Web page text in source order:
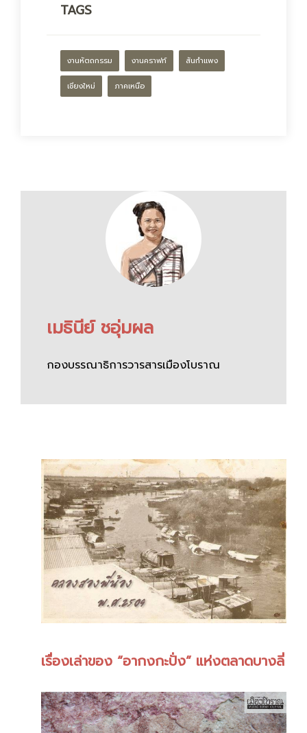
TAGS
งานหัตถกรรม งานคราฟท์ สันกำแพง
เชียงใหม่ ภาคเหนือ
เมธินีย์ ชอุ่มผล
กองบรรณาธิการวารสารเมืองโบราณ
เรื่องเล่าของ “อากงกะปั่ง” แห่งตลาดบางลี่